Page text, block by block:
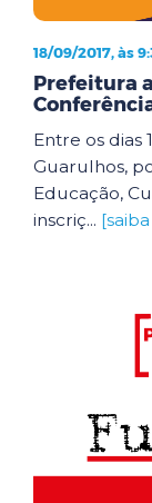
18/09/2017, às
Prefeitura
Entre os dias
Guarulhos,
Educação,
inscriç...